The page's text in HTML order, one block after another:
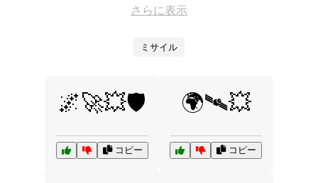
表示しました。さらに多くのオプションが欲しいです
する方法を見つけましょう。
さらに表示
ミサイル
🌌🚀💥🛡️
コピー
🌍🛰️💥
コピー